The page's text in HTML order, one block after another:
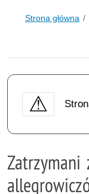
Strona główna
Zatrzymani